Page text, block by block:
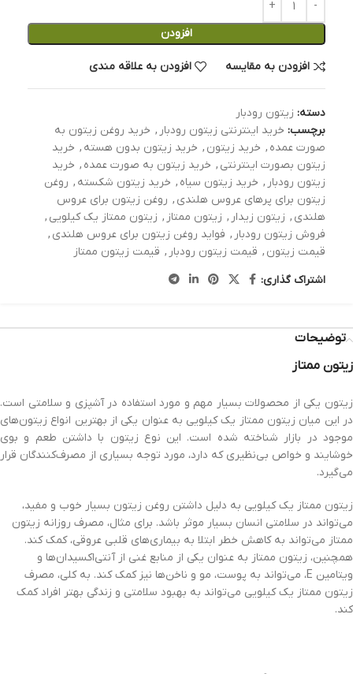
افزودن
افزودن به مقایسه افزودن به علاقه مندی
دسته: زیتون رودبار
برچسب: خرید اینترنتی زیتون رودبار , خرید روغن زیتون به
صورت عمده , خرید زیتون , خرید زیتون بدون هسته , خرید
زیتون بصورت اینترنتی , خرید زیتون به صورت عمده , خرید
زیتون رودبار , خرید زیتون سیاه , خرید زیتون شکسته , روغن
زیتون برای پرهای عروس هلندی , روغن زیتون برای عروس
هلندی , زیتون زیدار , زیتون ممتاز , زیتون ممتاز یک کیلویی ,
فروش زیتون رودبار , فواید روغن زیتون برای عروس هلندی ,
قیمت زیتون , قیمت زیتون رودبار , قیمت زیتون ممتاز
اشتراک گذاری:
توضیحات
زیتون ممتاز
زیتون یکی از محصولات بسیار مهم و مورد استفاده در آشپزی و سلامتی است.
در این میان زیتون ممتاز یک کیلویی به عنوان یکی از بهترین انواع زیتون‌های
موجود در بازار شناخته شده است. این نوع زیتون با داشتن طعم و بوی
خوشایند و خواص بی‌نظیری که دارد، مورد توجه بسیاری از مصرف‌کنندگان قرار
می‌گیرد.
زیتون ممتاز یک کیلویی به دلیل داشتن روغن زیتون بسیار خوب و مفید،
می‌تواند در سلامتی انسان بسیار موثر باشد. برای مثال، مصرف روزانه زیتون
ممتاز می‌تواند به کاهش خطر ابتلا به بیماری‌های قلبی عروقی، کمک کند.
همچنین، زیتون ممتاز به عنوان یکی از منابع غنی از آنتی‌اکسیدان‌ها و
ویتامین E، می‌تواند به پوست، مو و ناخن‌ها نیز کمک کند. به کلی، مصرف
زیتون ممتاز یک کیلویی می‌تواند به بهبود سلامتی و زندگی بهتر افراد کمک
کند.